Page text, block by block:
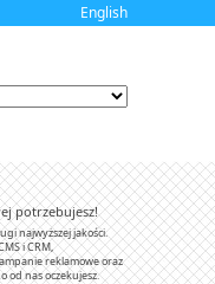
English
potrzebujesz!
najwyższej jakości.
i CRM,
reklamowe oraz
od nas oczekujesz.